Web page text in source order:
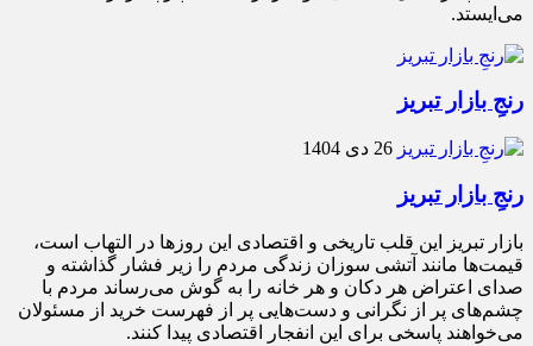
می‌ایستد.
رنجِ بازار تبریز
26 دی 1404
رنجِ بازار تبریز
بازار تبریز این قلب تاریخی و اقتصادی این روزها در التهاب است،
قیمت‌ها مانند آتشی سوزان زندگی مردم را زیر فشار گذاشته و
صدای اعتراض هر دکان و هر خانه را به گوش می‌رساند مردم با
چشم‌های پر از نگرانی و دست‌هایی پر از فهرست خرید از مسئولان
می‌خواهند پاسخی برای این انفجار اقتصادی پیدا کنند.